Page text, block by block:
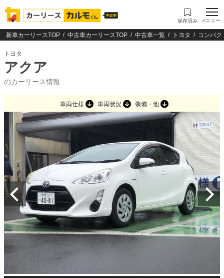
保存済み メニュー
新車カーリースTOP 中古車カーリースTOP 中古車一覧 トヨタ コンパク
トヨタ
アクア
のカーリース情報
車両仕様 車両状況 装備・他